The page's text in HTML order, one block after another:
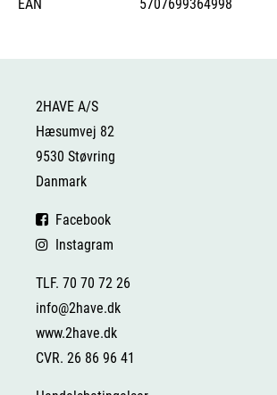
EAN
5707699364998
2HAVE A/S
Hæsumvej 82
9530 Støvring
Danmark
Facebook
Instagram
TLF. 70 70 72 26
info@2have.dk
www.2have.dk
CVR. 26 86 96 41